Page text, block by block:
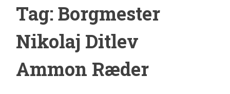
Tag: Borgmester
Nikolaj Ditlev
Ammon Ræder